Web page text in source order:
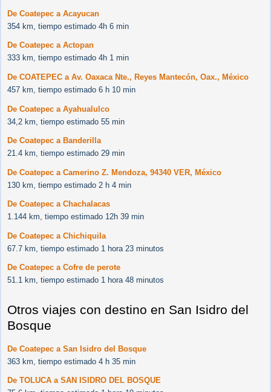
De Coatepec a Acayucan
354 km, tiempo estimado 4h 6 min
De Coatepec a Actopan
333 km, tiempo estimado 4h 1 min
De COATEPEC a Av. Oaxaca Nte., Reyes Mantecón, Oax., México
457 km, tiempo estimado 6 h 10 min
De Coatepec a Ayahualulco
34,2 km, tiempo estimado 55 min
De Coatepec a Banderilla
21.4 km, tiempo estimado 29 min
De Coatepec a Camerino Z. Mendoza, 94340 VER, México
130 km, tiempo estimado 2 h 4 min
De Coatepec a Chachalacas
1.144 km, tiempo estimado 12h 39 min
De Coatepec a Chichiquila
67.7 km, tiempo estimado 1 hora 23 minutos
De Coatepec a Cofre de perote
51.1 km, tiempo estimado 1 hora 48 minutos
Otros viajes con destino en San Isidro del
Bosque
De Coatepec a San Isidro del Bosque
363 km, tiempo estimado 4 h 35 min
De TOLUCA a SAN ISIDRO DEL BOSQUE